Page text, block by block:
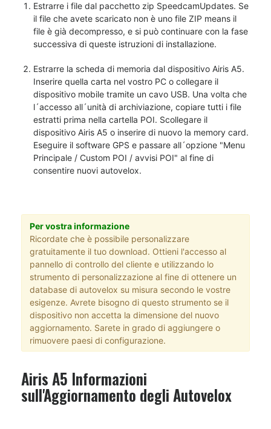
Estrarre i file dal pacchetto zip SpeedcamUpdates. Se
il file che avete scaricato non è uno file ZIP means il
file è già decompresso, e si può continuare con la fase
successiva di queste istruzioni di installazione.
Estrarre la scheda di memoria dal dispositivo Airis A5.
Inserire quella carta nel vostro PC o collegare il
dispositivo mobile tramite un cavo USB. Una volta che
l´accesso all´unità di archiviazione, copiare tutti i file
estratti prima nella cartella POI. Scollegare il
dispositivo Airis A5 o inserire di nuovo la memory card.
Eseguire il software GPS e passare all´opzione "Menu
Principale / Custom POI / avvisi POI" al fine di
consentire nuovi autovelox.
Per vostra informazione
Ricordate che è possibile personalizzare
gratuitamente il tuo download. Ottieni l'accesso al
pannello di controllo del cliente e utilizzando lo
strumento di personalizzazione al fine di ottenere un
database di autovelox su misura secondo le vostre
esigenze. Avrete bisogno di questo strumento se il
dispositivo non accetta la dimensione del nuovo
aggiornamento. Sarete in grado di aggiungere o
rimuovere paesi di configurazione.
Airis A5 Informazioni
sull'Aggiornamento degli Autovelox